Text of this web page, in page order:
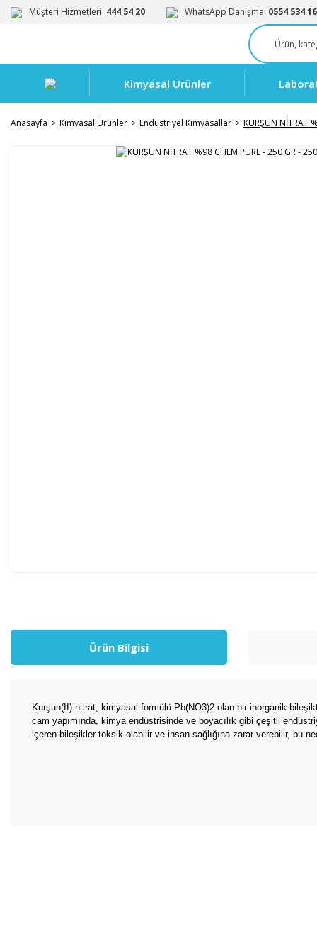
Müşteri Hizmetleri: 444 54 20 WhatsApp Danışma: 0554 534
Kimyasal Ürünler
Anasayfa Kimyasal Ürünler Endüstriyel Kimyasallar KURŞUN NİTRAT
Ürün Bilgisi
Kurşun(II) nitrat, kimyasal formülü Pb(NO3)2 olan bir inorganik
cam yapımında, kimya endüstrisinde ve boyacılık gibi çeşitli
içeren bileşikler toksik olabilir ve insan sağlığına zarar verebilir, bu